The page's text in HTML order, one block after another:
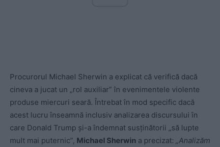
Procurorul Michael Sherwin a explicat că verifică dacă
cineva a jucat un „rol auxiliar” în evenimentele violente
produse miercuri seară. Întrebat în mod specific dacă
acest lucru înseamnă inclusiv analizarea discursului în
care Donald Trump şi-a îndemnat susţinătorii „să lupte
mult mai puternic”, Michael Sherwin a precizat: „Analizăm